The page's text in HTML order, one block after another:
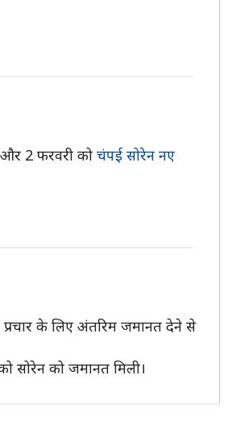
2 फरवरी को चंपई सोरेन नए
प्रचार के लिए अंतरिम जमानत देने से
सोरेन को जमानत मिली।